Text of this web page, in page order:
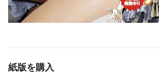
紙版を購入